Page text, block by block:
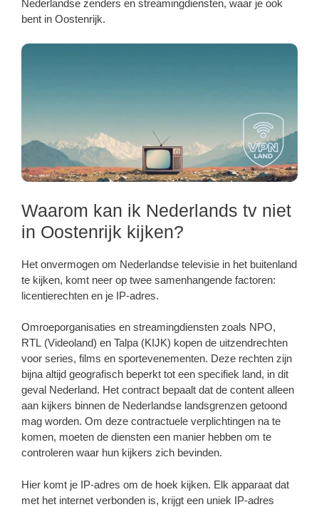
Nederlandse zenders en streamingdiensten, waar je ook
bent in Oostenrijk.
Waarom kan ik Nederlands tv niet
in Oostenrijk kijken?
Het onvermogen om Nederlandse televisie in het buitenland
te kijken, komt neer op twee samenhangende factoren:
licentierechten en je IP-adres.
Omroeporganisaties en streamingdiensten zoals NPO,
RTL (Videoland) en Talpa (KIJK) kopen de uitzendrechten
voor series, films en sportevenementen. Deze rechten zijn
bijna altijd geografisch beperkt tot een specifiek land, in dit
geval Nederland. Het contract bepaalt dat de content alleen
aan kijkers binnen de Nederlandse landsgrenzen getoond
mag worden. Om deze contractuele verplichtingen na te
komen, moeten de diensten een manier hebben om te
controleren waar hun kijkers zich bevinden.
Hier komt je IP-adres om de hoek kijken. Elk apparaat dat
met het internet verbonden is, krijgt een uniek IP-adres